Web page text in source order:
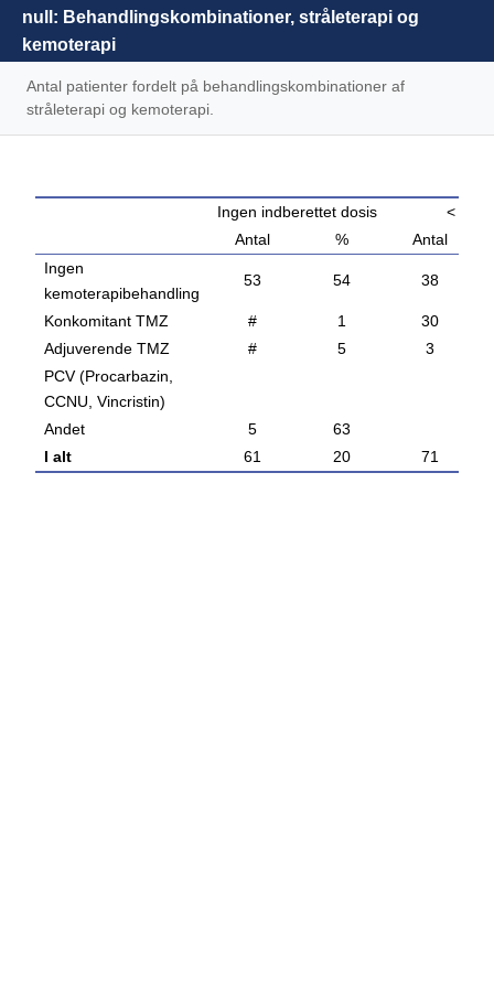
null: Behandlingskombinationer, stråleterapi og
kemoterapi
Antal patienter fordelt på behandlingskombinationer af
stråleterapi og kemoterapi.
Ingen indberettet dosis
< 54
Antal
%
Antal
Ingen
kemoterapibehandling
53 54 38
Konkomitant TMZ # 1
30
Adjuverende TMZ
# 5
3
PCV (Procarbazin,
CCNU, Vincristin)
Andet
5
63
I alt
61 20 71